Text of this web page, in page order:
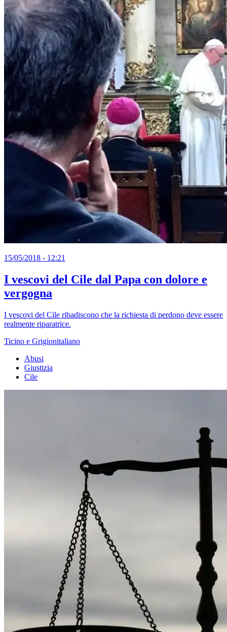
15/05/2018 - 12:21
I vescovi del Cile dal Papa con dolore e
vergogna
I vescovi del Cile ribadiscono che la richiesta di perdono deve essere
realmente riparatrice.
Ticino e Grigionitaliano
Abusi
Giustizia
Cile